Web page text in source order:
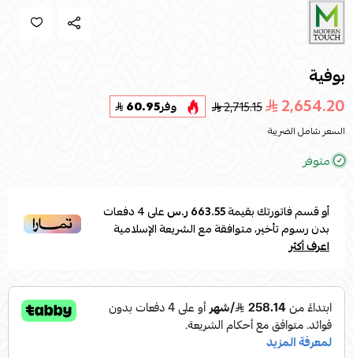
بوفية
2,654.20
2,715.15 وفر60.95
السعر شامل الضريبة
متوفر
أو قسم فاتورتك بقيمة663.55 ر.س على4دفعات
بدون رسوم تأخير، متوافقة مع الشريعة الإسلامية
اعرف أكثر